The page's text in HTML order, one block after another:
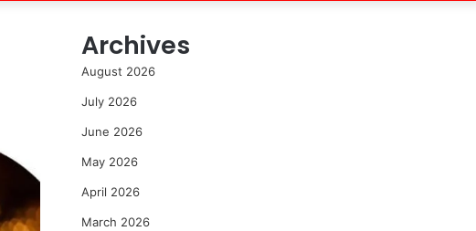
Archives
August 2026
July 2026
June 2026
May 2026
April 2026
March 2026